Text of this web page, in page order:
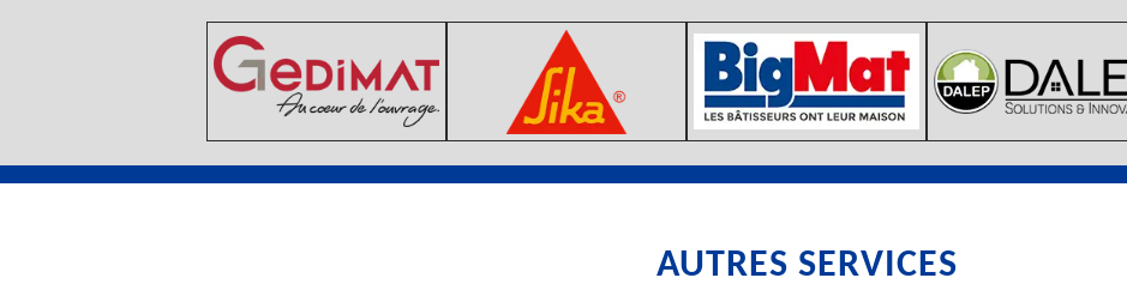
AUTRES SERVICES